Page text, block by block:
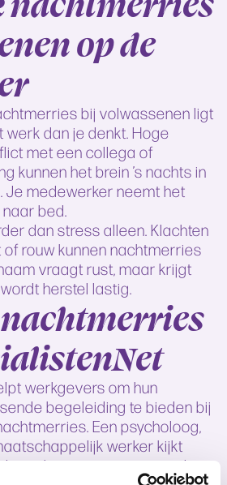
op de
bij volwassenen ligt
werk dan je denkt. Hoge
met een collega of
kunnen het brein ’s nachts in
Je medewerker neemt het
bed.
dan stress alleen. Klachten
of rouw kunnen nachtmerries
vraagt rust, maar krijgt
herstel lastig.
werkgevers om hun
begeleiding te bieden bij
Een psycholoog,
werker kijkt
naar wat er speelt.